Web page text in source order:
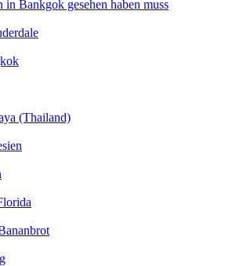
Bankgok gesehen haben muss
(Thailand)